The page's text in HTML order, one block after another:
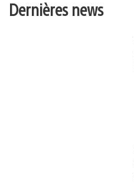
Dernières news